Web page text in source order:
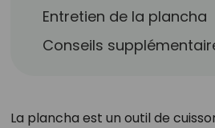
Entretien de la plancha
Conseils
La plancha est un outil de